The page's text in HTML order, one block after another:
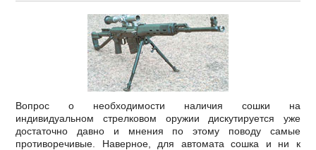
Вопрос о необходимости наличия сошки на
индивидуальном стрелковом оружии дискутируется уже
достаточно давно и мнения по этому поводу самые
противоречивые. Наверное, для автомата сошка и ни к